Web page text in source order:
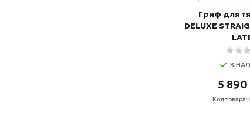
Гриф для
DELUXE
В
5 890
Код